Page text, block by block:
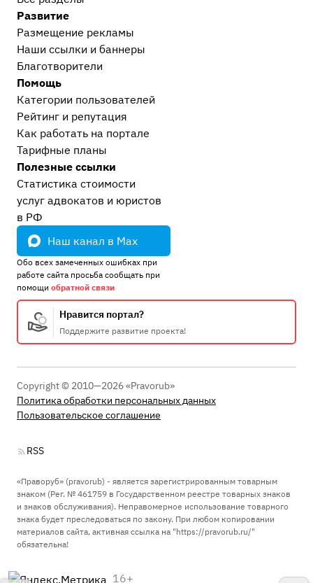
Развитие
Размещение рекламы
Наши ссылки и баннеры
Благотворители
Помощь
Категории пользователей
Рейтинг и репутация
Как работать на портале
Тарифные планы
Полезные ссылки
Статистика стоимости
услуг адвокатов и юристов
в РФ
Наш канал в Max
Обо всех замеченных ошибках при
работе сайта просьба сообщать при
помощи обратной связи
Нравится портал?
Поддержите развитие проекта!
Copyright © 2010—2026 «Pravorub»
Политика обработки персональных данных
Пользовательское соглашение
RSS
«Праворуб» (pravorub) - является зарегистрированным товарным
знаком (Рег. № 461759 в Государственном реестре товарных знаков
и знаков обслуживания). Неправомерное использование товарного
знака будет преследоваться по закону. При любом копировании
материалов сайта, активная ссылка на "https://pravorub.ru/"
обязательна!
16+